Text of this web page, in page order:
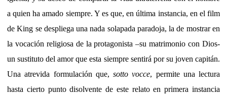
a quien ha amado siempre. Y es que, en última instancia, en el film
de King se despliega una nada solapada paradoja, la de mostrar en
la vocación religiosa de la protagonista –su matrimonio con Dios-
un sustituto del amor que esta siempre sentirá por su joven capitán.
Una atrevida formulación que, sotto vocce, permite una lectura
hasta cierto punto disolvente de este relato en primera instancia